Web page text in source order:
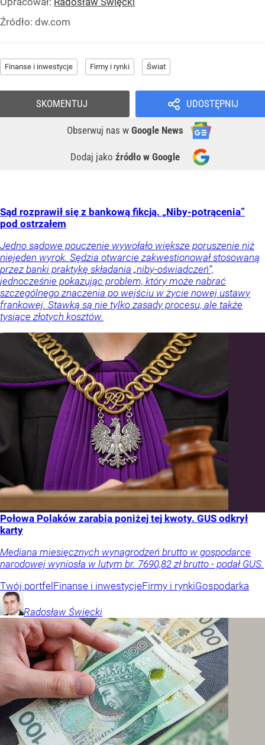
Źródło: dw.com
Finanse i inwestycje Firmy i rynki Świat
UDOSTĘPNIJ
Obserwuj nas w Google News
Dodaj jako źródło w Google
SKOMENTUJ
Sąd rozprawił się z bankową fikcją. „Niby-potrącenia”
pod ostrzałem
Jedno sądowe pouczenie wywołało większe poruszenie niż
niejeden wyrok. Sędzia otwarcie zakwestionował stosowaną
przez banki praktykę składania „niby-oświadczeń”,
jednocześnie pokazując problem, który może nabrać
szczególnego znaczenia po wejściu w życie nowej ustawy
frankowej. Stawką są nie tylko zasady procesu, ale także
tysiące złotych kosztów.
Połowa Polaków zarabia poniżej tej kwoty. GUS odkrył
karty
Mediana miesięcznych wynagrodzeń brutto w gospodarce
narodowej wyniosła w lutym br. 7690,82 zł brutto - podał GUS.
Twój portfel Finanse i inwestycjeFirmy i rynkiGospodarka
Radosław Święcki